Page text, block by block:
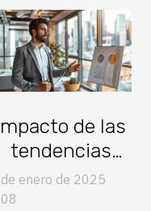
de las
tendencias
globales en el
enero de 2025